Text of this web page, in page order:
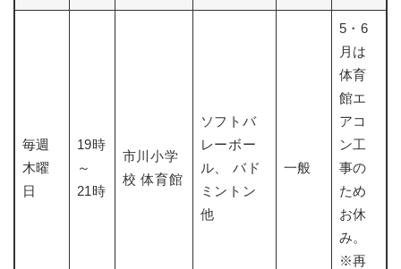
毎週
木曜
日
19時
～
21時
市川小学
校 体育館
ソフトバ
レーボー
ル、 バド
ミントン
他
一般
5・6
月は
体育
館エ
アコ
ン工
事の
ため
お休
み。
※再